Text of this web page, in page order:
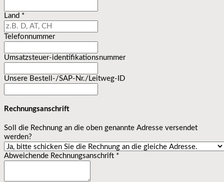
Land *
Telefonnummer
Umsatzsteuer-identifikationsnummer
Unsere Bestell-/SAP-Nr./Leitweg-ID
Rechnungsanschrift
Soll die Rechnung an die oben genannte Adresse versendet
werden?
Abweichende Rechnungsanschrift *